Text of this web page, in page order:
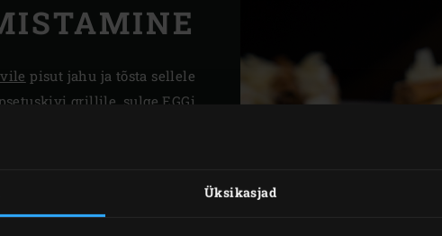
Üksikasjad
pisut jahu ja tõsta sellele
grillile, sulge EGGi
umbes 22 minutit, kuni